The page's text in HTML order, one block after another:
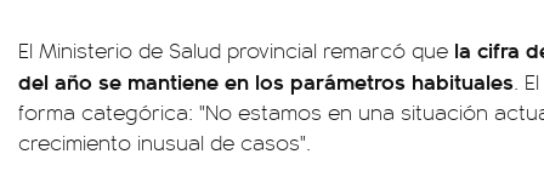
El Ministerio de Salud provincial remarcó que la cifra
del año se mantiene en los parámetros habituales.
forma categórica: "No estamos en una situación
crecimiento inusual de casos".